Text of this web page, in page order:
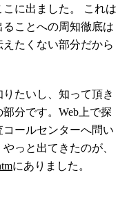
に出ました。 これは
ことへの周知徹底は
たくない部分だから
たいし、知って頂き
部分です。Web上で探
ールセンターへ問い
っと出てきたのが、
にありました。